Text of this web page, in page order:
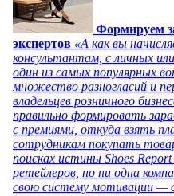
Формируем
экспертов «А как вы
консультантам, с личных
один из самых популярных
множество разногласий и
владельцев розничного
правильно формировать
с премиями, откуда взять
сотрудникам покупать
поисках истины Shoes
ретейлеров, но ни одна
свою систему мотивации —